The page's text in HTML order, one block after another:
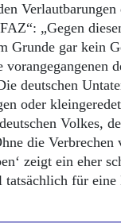
Verlautbarungen
„Gegen
gar kein
deutschen
oder
Volkes,
die Verbrechen
zeigt ein eher
für